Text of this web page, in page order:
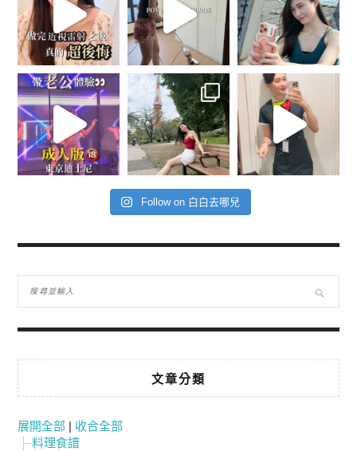
Follow on 白白去哪兒
文章分類
展開全部 | 收合全部
料理食譜